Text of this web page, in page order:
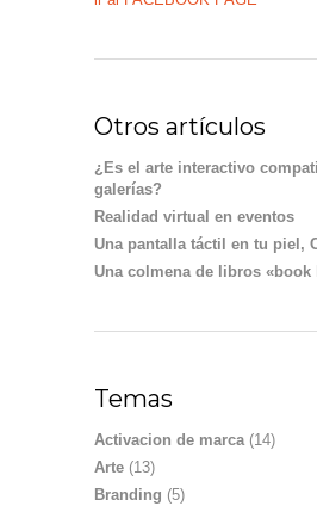
Otros artículos
¿Es el arte interactivo
galerías?
Realidad virtual en eventos
Una pantalla táctil en tu piel,
Una colmena de libros «book
Temas
Activacion de marca(14)
Arte (13)
Branding (5)